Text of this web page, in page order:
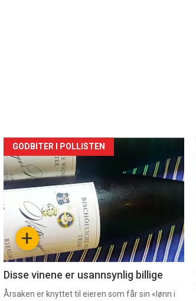
Forsiden
akkurat
nå
2 +
GODBITER I POLLISTEN
Disse vinene er usannsynlig billige
Årsaken er knyttet til eieren som får sin «lønn i